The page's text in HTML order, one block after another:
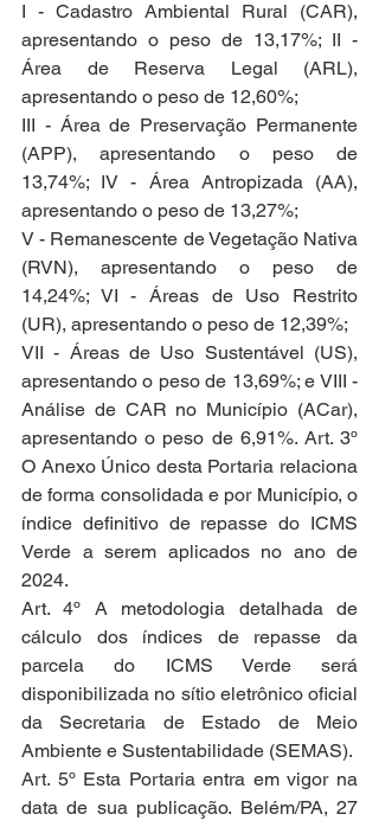
I - Cadastro Ambiental Rural (CAR),
apresentando o peso de 13,17%; II -
Área de Reserva Legal (ARL),
apresentando o peso de 12,60%;
III - Área de Preservação Permanente
(APP), apresentando o peso de
13,74%; IV - Área Antropizada (AA),
apresentando o peso de 13,27%;
V - Remanescente de Vegetação Nativa
(RVN), apresentando o peso de
14,24%; VI - Áreas de Uso Restrito
(UR), apresentando o peso de 12,39%;
VII - Áreas de Uso Sustentável (US),
apresentando o peso de 13,69%; e VIII -
Análise de CAR no Município (ACar),
apresentando o peso de 6,91%. Art. 3º
O Anexo Único desta Portaria relaciona
de forma consolidada e por Município, o
índice deﬁnitivo de repasse do ICMS
Verde a serem aplicados no ano de
2024.
Art. 4º A metodologia detalhada de
cálculo dos índices de repasse da
parcela do ICMS Verde será
disponibilizada no sítio eletrônico oﬁcial
da Secretaria de Estado de Meio
Ambiente e Sustentabilidade (SEMAS).
Art. 5º Esta Portaria entra em vigor na
data de sua publicação. Belém/PA, 27